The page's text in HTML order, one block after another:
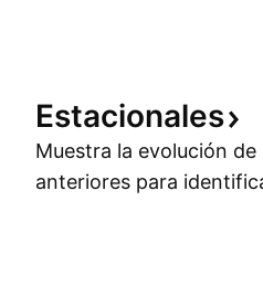
Estacionales
Muestra la evolución
anteriores para